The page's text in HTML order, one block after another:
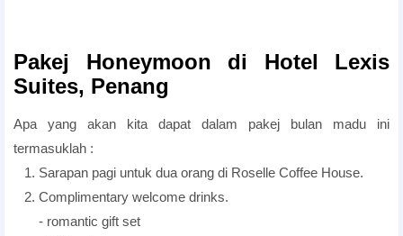
Pakej Honeymoon di Hotel Lexis
Suites, Penang
Apa yang akan kita dapat dalam pakej bulan madu ini
termasuklah :
1. Sarapan pagi untuk dua orang di Roselle Coffee House.
2. Complimentary welcome drinks.
- romantic gift set